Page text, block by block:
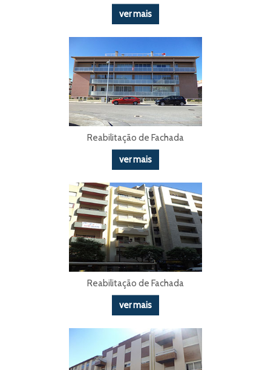
ver mais
Reabilitação de Fachada
ver mais
Reabilitação de Fachada
ver mais